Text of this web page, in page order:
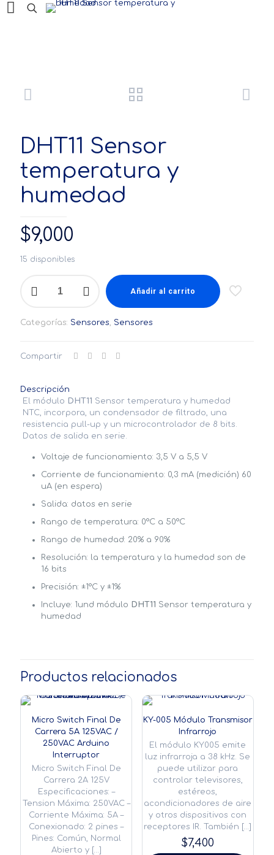
DHT11 Sensor
temperatura y
humedad
$9,000
15 disponibles
humedad
Añadir al carrito
Categorías: Sensores, Sensores
Compartir
Descripción
El módulo DHT11 Sensor temperatura y humedad
NTC, incorpora, un condensador de filtrado, una
resistencia pull-up y un microcontrolador de 8 bits.
Datos de salida en serie.
Voltaje de funcionamiento: 3,5 V a 5,5 V
Corriente de funcionamiento: 0,3 mA (medición) 60
uA (en espera)
Salida: datos en serie
Rango de temperatura: 0°C a 50°C
Rango de humedad: 20% a 90%
Resolución: la temperatura y la humedad son de
16 bits
Precisión: ±1°C y ±1%
Incluye: 1und módulo DHT11 Sensor temperatura y
humedad
Productos relacionados
Micro Switch Final De
Carrera 5A 125VAC /
250VAC Arduino
Interruptor
Micro Switch Final De
Carrera 2A 125V
Especificaciones: –
Tension Máxima: 250VAC –
Corriente Máxima: 5A –
Conexionado: 2 pines –
Pines: Común, Normal
Abierto y[…]
KY-005 Módulo Transmisor
Infrarrojo
El módulo KY005 emite
luz infrarroja a 38 kHz. Se
puede utilizar para
controlar televisores,
estéreos,
acondicionadores de aire
y otros dispositivos con
receptores IR. También […]
$7,400